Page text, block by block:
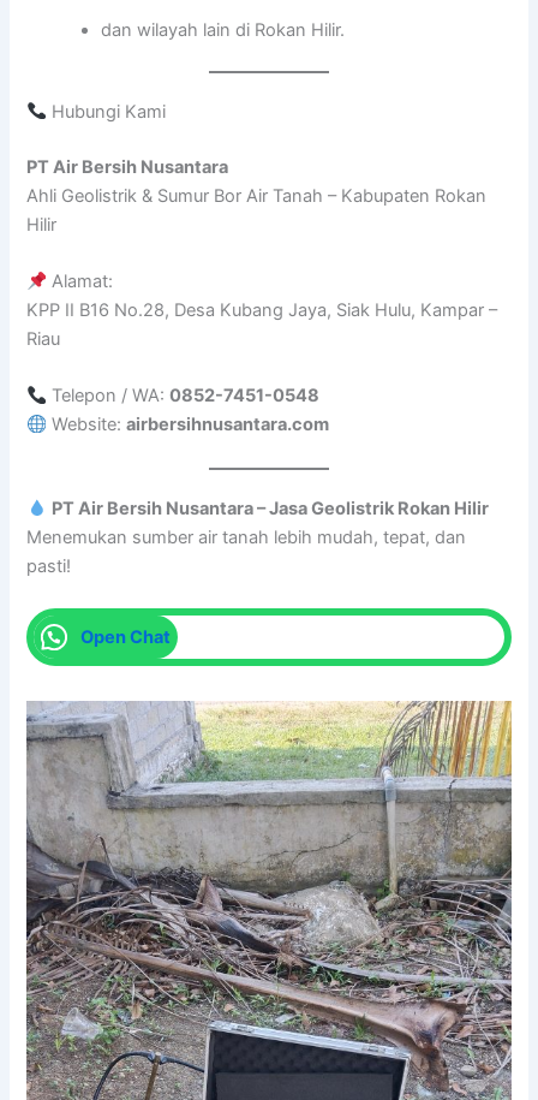
dan wilayah lain di Rokan Hilir.
Hubungi Kami
PT Air Bersih Nusantara
Ahli Geolistrik & Sumur Bor Air Tanah – Kabupaten Rokan
Hilir
Alamat:
KPP II B16 No.28, Desa Kubang Jaya, Siak Hulu, Kampar –
Riau
Telepon / WA:0852-7451-0548
Website:airbersihnusantara.com
PT Air Bersih Nusantara – Jasa Geolistrik Rokan Hilir
Menemukan sumber air tanah lebih mudah, tepat, dan
pasti!
Open Chat